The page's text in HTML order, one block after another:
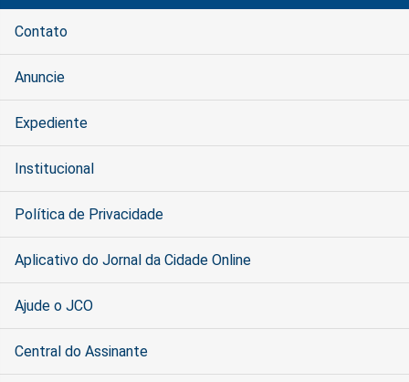
Contato
Anuncie
Expediente
Institucional
Política de Privacidade
Aplicativo do Jornal da Cidade Online
Ajude o JCO
Central do Assinante